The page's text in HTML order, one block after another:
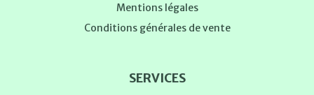
Mentions légales
Conditions générales de vente
SERVICES